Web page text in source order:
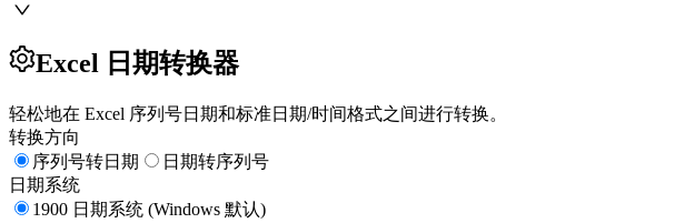
Excel 日期转换器
轻松地在 Excel 序列号日期和标准日期/时间格式之间进行转换。
转换方向
序列号转日期
日期转序列号
日期系统
1900 日期系统 (Windows 默认)